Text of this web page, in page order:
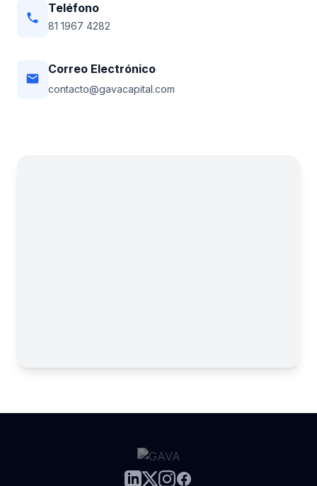
phone
Teléfono
81 1967 4282
email
Correo Electrónico
contacto@gavacapital.com